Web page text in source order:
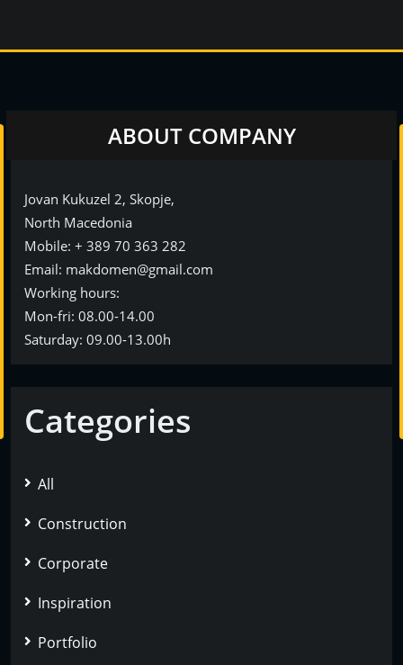
ABOUT COMPANY
Jovan Kukuzel 2, Skopje,
North Macedonia
Мobile: + 389 70 363 282
Еmail: makdomen@gmail.com
Working hours:
Mon-fri: 08.00-14.00
Saturday: 09.00-13.00h
Categories
All
Construction
Corporate
Inspiration
Portfolio